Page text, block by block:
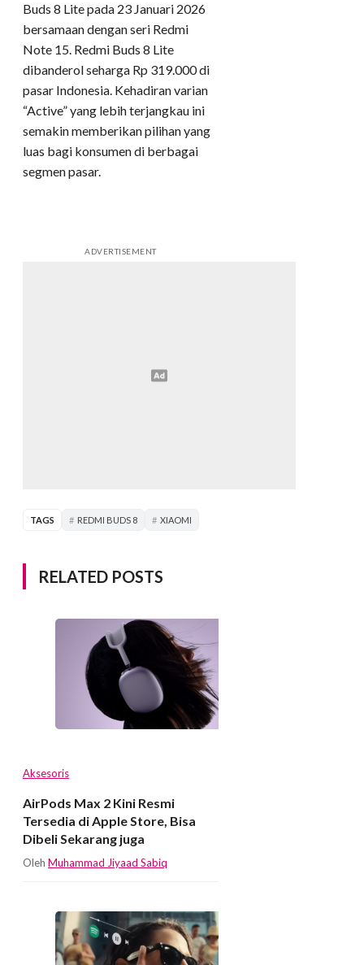
Buds 8 Lite pada 23 Januari 2026
bersamaan dengan seri Redmi
Note 15. Redmi Buds 8 Lite
dibanderol seharga Rp 319.000 di
pasar Indonesia. Kehadiran varian
“Active” yang lebih terjangkau ini
semakin memberikan pilihan yang
luas bagi konsumen di berbagai
segmen pasar.
ADVERTISEMENT
TAGS REDMI BUDS 8 XIAOMI
RELATED POSTS
Aksesoris
AirPods Max 2 Kini Resmi
Tersedia di Apple Store, Bisa
Dibeli Sekarang juga
Oleh Muhammad Jiyaad Sabiq